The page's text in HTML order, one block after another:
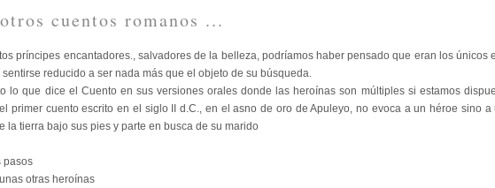
cuentos romanos ...
príncipes encantadores., salvadores de la belleza, podríamos haber pensado que eran los únicos
reducido a ser nada más que el objeto de su búsqueda.
lo que dice el Cuento en sus versiones orales donde las heroínas son múltiples si estamos
primer cuento escrito en el siglo II d.C., en el asno de oro de Apuleyo, no evoca a un héroe sino
la tierra bajo sus pies y parte en busca de su marido
pasos
otras heroínas